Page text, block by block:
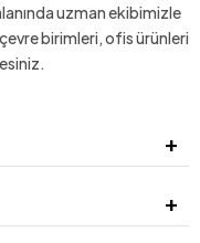
uzman ekibimizle
birimleri, ofis ürünleri